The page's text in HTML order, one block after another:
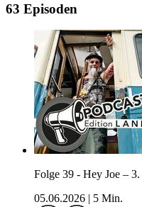
63 Episoden
Folge 39 - Hey Joe –
05.06.2026
5 Min.